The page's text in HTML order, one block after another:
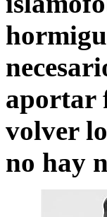
aportar
volver
no hay